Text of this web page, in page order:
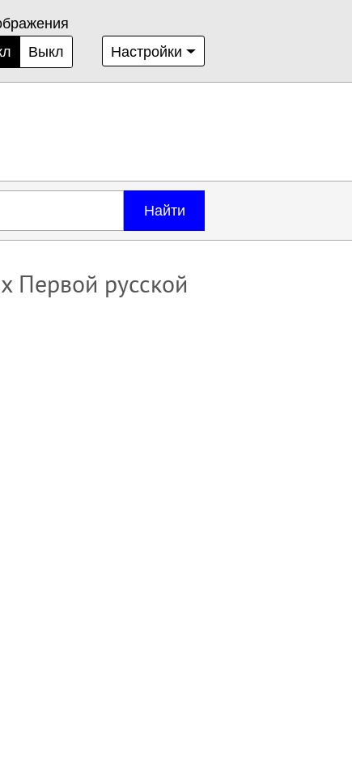
Выкл Настройки
Найти
Первой русской